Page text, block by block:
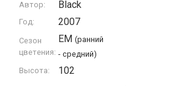
Автор: Black
Год: 2007
Сезон
цветения:
EM (ранний
- средний)
Высота:
102